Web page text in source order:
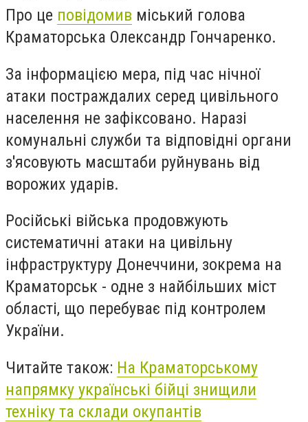
Про це повідомив міський голова
Краматорська Олександр Гончаренко.
За інформацією мера, під час нічної
атаки постраждалих серед цивільного
населення не зафіксовано. Наразі
комунальні служби та відповідні органи
з'ясовують масштаби руйнувань від
ворожих ударів.
Російські війська продовжують
систематичні атаки на цивільну
інфраструктуру Донеччини, зокрема на
Краматорськ - одне з найбільших міст
області, що перебуває під контролем
України.
Читайте також: На Краматорському
напрямку українські бійці знищили
техніку та склади окупантів